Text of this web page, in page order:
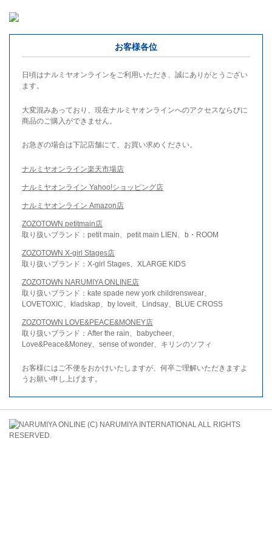
お客様各位
日頃はナルミヤオンラインをご利用いただき、誠にありがとうござい
ます。
大変混みあっており、現在ナルミヤオンラインへのアクセスならびに
商品のご購入ができません。
お急ぎの場合は下記店舗にて、お買い求めください。
ナルミヤオンライン楽天市場店
ナルミヤオンライン Yahoo!ショッピング店
ナルミヤオンライン Amazon店
ZOZOTOWN petitmain店
取り扱いブランド：petit main、petit main LIEN、b・ROOM
ZOZOTOWN X-girl Stages店
取り扱いブランド：X-girl Stages、XLARGE KIDS
ZOZOTOWN NARUMIYA ONLINE店
取り扱いブランド：kate spade new york childrenswear、
LOVETOXIC、kladskap、by loveit、Lindsay、BLUE CROSS
ZOZOTOWN LOVE&PEACE&MONEY店
取り扱いブランド：After the rain、babycheer、
Love&Peace&Money、sense of wonder、キリンのソフィ
お客様にはご不便をおかけいたしますが、何卒ご理解いただきますよ
うお願い申し上げます。